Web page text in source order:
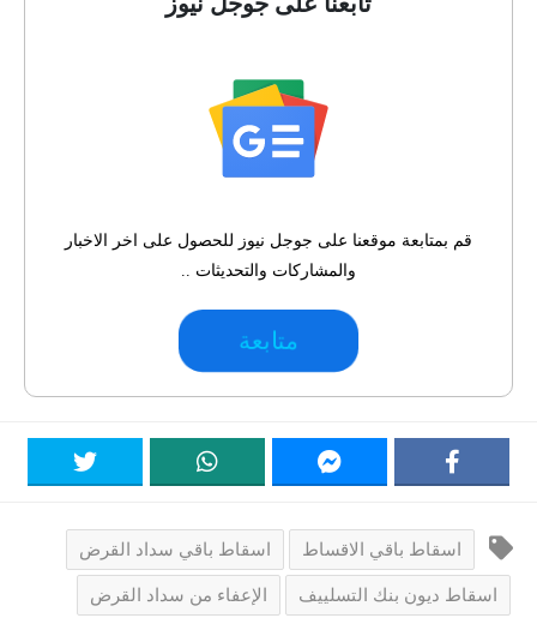
قم بمتابعة موقعنا على جوجل نيوز للحصول على اخر الاخبار
والمشاركات والتحديثات ..
متابعة
اسقاط باقي الاقساط اسقاط باقي سداد القرض
اسقاط ديون بنك التسلييف الإعفاء من سداد القرض